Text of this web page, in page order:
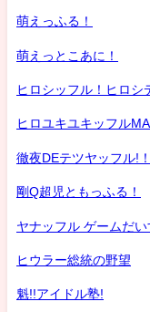
萌えっふる！
萌えっとこあに！
ヒロシッフル！ヒロシ
ヒロユキユキッフル
徹夜DEテツヤッフル!
剛Q超児ともっふる！
ヤナッフル ゲームだ
ヒウラー総統の野望
魁!!アイドル塾!